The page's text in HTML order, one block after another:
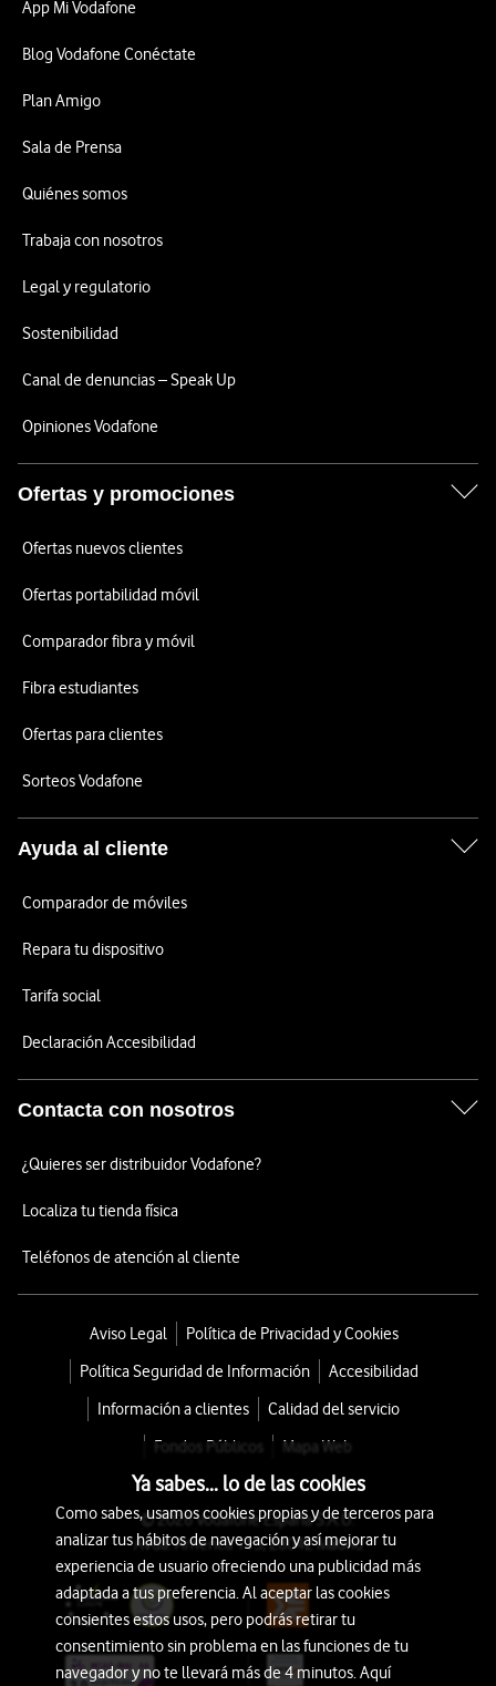
App Mi Vodafone
Blog Vodafone Conéctate
Plan Amigo
Sala de Prensa
Quiénes somos
Trabaja con nosotros
Legal y regulatorio
Sostenibilidad
Canal de denuncias – Speak Up
Opiniones Vodafone
Ofertas y promociones
Ofertas nuevos clientes
Ofertas portabilidad móvil
Comparador fibra y móvil
Fibra estudiantes
Ofertas para clientes
Sorteos Vodafone
Ayuda al cliente
Comparador de móviles
Repara tu dispositivo
Tarifa social
Declaración Accesibilidad
Contacta con nosotros
¿Quieres ser distribuidor Vodafone?
Localiza tu tienda física
Teléfonos de atención al cliente
Aviso Legal
Política de Privacidad y Cookies
Política Seguridad de Información
Accesibilidad
Información a clientes
Calidad del servicio
Fondos Públicos
Mapa Web
© 2026 Vodafone España S.A.U.
Avda. América 115, 28042 Madrid
Ya sabes... lo de las cookies
Como sabes, usamos cookies propias y de terceros para
analizar tus hábitos de navegación y así mejorar tu
experiencia de usuario ofreciendo una publicidad más
adaptada a tus preferencia. Al aceptar las cookies
consientes estos usos, pero podrás retirar tu
consentimiento sin problema en las funciones de tu
navegador y no te llevará más de 4 minutos. Aquí